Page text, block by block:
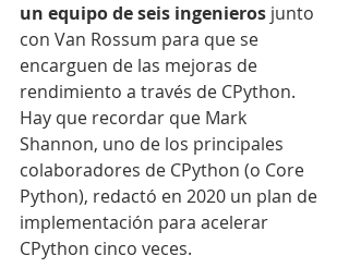
un equipo de seis ingenieros junto
con Van Rossum para que se
encarguen de las mejoras de
rendimiento a través de CPython.
Hay que recordar que Mark
Shannon, uno de los principales
colaboradores de CPython (o Core
Python), redactó en 2020 un plan de
implementación para acelerar
CPython cinco veces.